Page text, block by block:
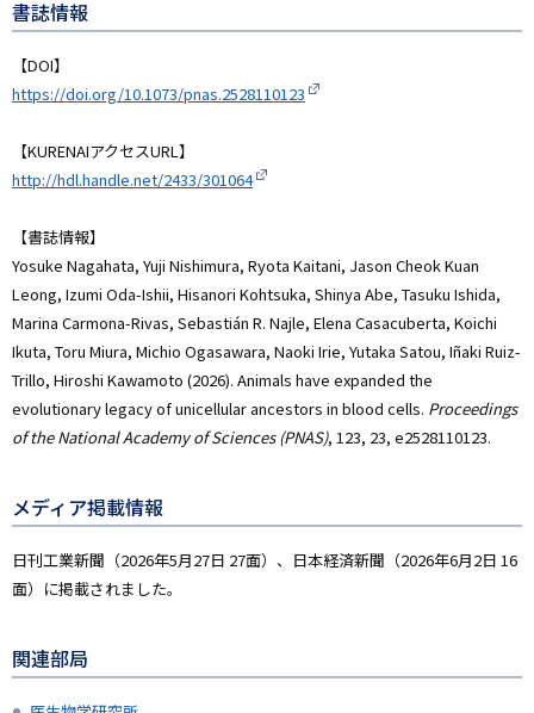
書誌情報
【DOI】
https://doi.org/10.1073/pnas.2528110123
【KURENAIアクセスURL】
http://hdl.handle.net/2433/301064
【書誌情報】
Yosuke Nagahata, Yuji Nishimura, Ryota Kaitani, Jason Cheok Kuan
Leong, Izumi Oda-Ishii, Hisanori Kohtsuka, Shinya Abe, Tasuku Ishida,
Marina Carmona-Rivas, Sebastián R. Najle, Elena Casacuberta, Koichi
Ikuta, Toru Miura, Michio Ogasawara, Naoki Irie, Yutaka Satou, Iñaki Ruiz-
Trillo, Hiroshi Kawamoto (2026). Animals have expanded the
evolutionary legacy of unicellular ancestors in blood cells. Proceedings
of the National Academy of Sciences (PNAS), 123, 23, e2528110123.
メディア掲載情報
日刊工業新聞（2026年5月27日 27面）、日本経済新聞（2026年6月2日 16
面）に掲載されました。
関連部局